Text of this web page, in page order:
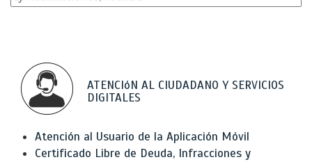
ATENCIóN AL CIUDADANO Y SERVICIOS
DIGITALES
Atención al Usuario de la Aplicación Móvil
Certificado Libre de Deuda, Infracciones y